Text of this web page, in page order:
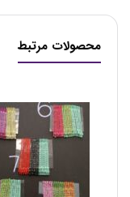
محصولات مرتبط